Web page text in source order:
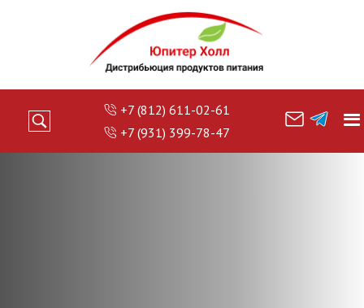
+7 (812) 611-02-61
+7 (931) 399-78-47